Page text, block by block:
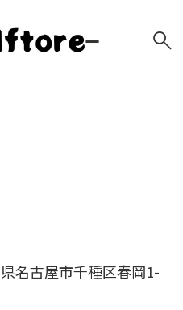
名古屋市千種区春岡1-